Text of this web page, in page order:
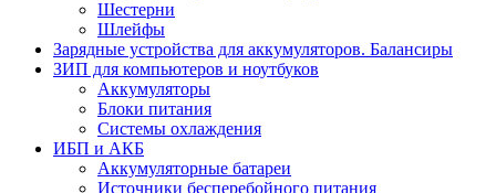
Шестерни
Шлейфы
Зарядные устройства для аккумуляторов. Балансиры
ЗИП для компьютеров и ноутбуков
Аккумуляторы
Блоки питания
Системы охлаждения
ИБП и АКБ
Аккумуляторные батареи
Источники бесперебойного питания